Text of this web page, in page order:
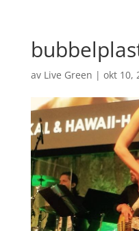
av Live Green | okt 10,